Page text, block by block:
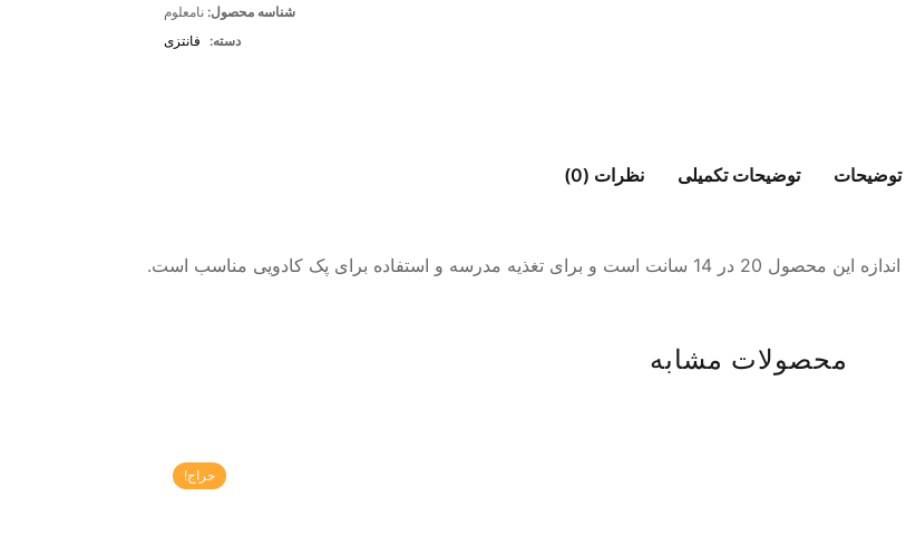
شناسه محصول: نامعلوم
دسته:
فانتزی
توضیحات توضیحات تکمیلی نظرات (0)
اندازه این محصول 20 در 14 سانت است و برای تغذیه مدرسه و استفاده برای پک کادویی مناسب است.
محصولات مشابه
حراج!